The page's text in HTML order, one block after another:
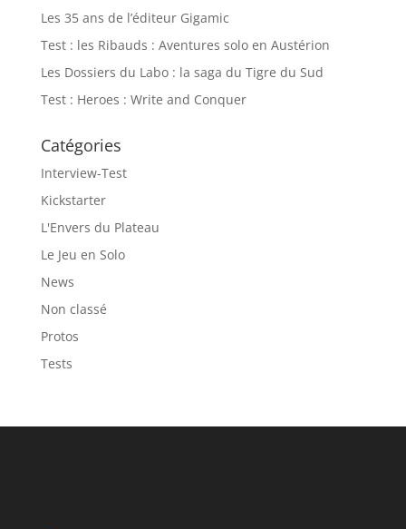
Les 35 ans de l’éditeur Gigamic
Test : les Ribauds : Aventures solo en Austérion
Les Dossiers du Labo : la saga du Tigre du Sud
Test : Heroes : Write and Conquer
Catégories
Interview-Test
Kickstarter
L'Envers du Plateau
Le Jeu en Solo
News
Non classé
Protos
Tests